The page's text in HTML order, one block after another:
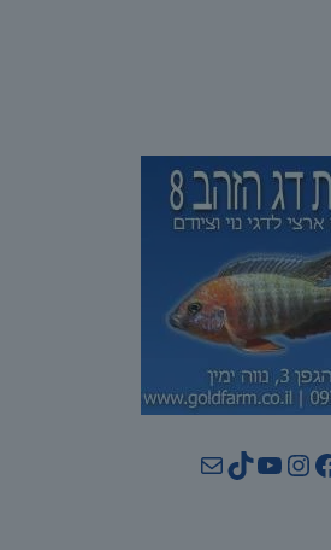
Instagram
YouTube
TikTok
Mail